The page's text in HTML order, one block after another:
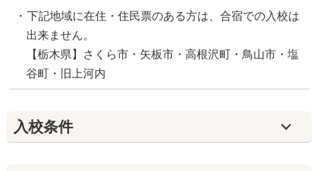
下記地域に在住・住民票のある方は、合宿での入校は
出来ません。
【栃木県】さくら市・矢板市・高根沢町・鳥山市・塩
谷町・旧上河内
入校条件